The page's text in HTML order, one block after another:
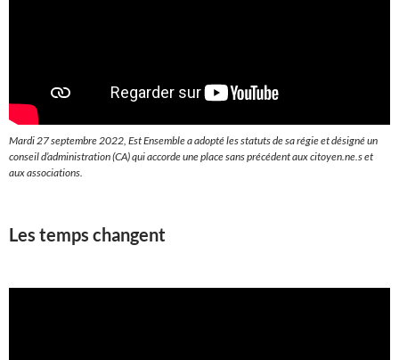
Mardi 27 septembre 2022, Est Ensemble a adopté les statuts de sa régie et désigné un
conseil d’administration (CA) qui accorde une place sans précédent aux citoyen.ne.s et
aux associations.
Les temps changent